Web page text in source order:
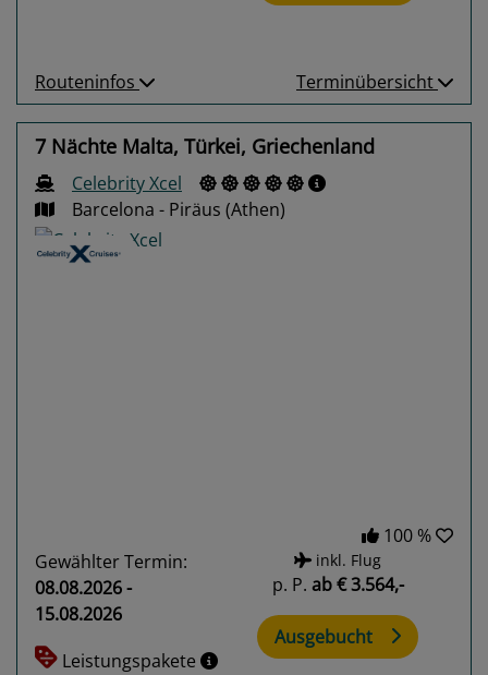
Routeninfos Terminübersicht
7 Nächte Malta, Türkei, Griechenland
Celebrity Xcel
Barcelona - Piräus (Athen)
100 %
Gewählter Termin:
08.08.2026 -
15.08.2026
Leistungspakete
inkl. Flug
p. P. ab€ 3.564,-
Ausgebucht